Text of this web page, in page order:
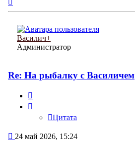
Василич+
Администратор
Re: На рыбалку с Василичем
Цитата
Сообщение
24 май 2026, 15:24